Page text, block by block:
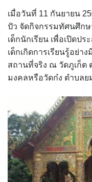
กองคลัง
กองช่าง
กองยุทธศาสตร์และงบป
กองสาธารณสุขฯ
การเปิดเผยข้อมูลข่าว
assessment ITA2023
ข้อกำหนดการใช้งาน
ข้อมูลประชากร
เมื่อวันที่ 11 กันยายน
ปัว จัดกิจกรรมทัศนศึกษ
เด็กนักเรียน เพื่อเปิดป
เด็กเกิดการเรียนรู้อย่
สถานที่จริง ณ วัดภูเก็ต
มงคลหรือวัดก๋ง ตำบลย